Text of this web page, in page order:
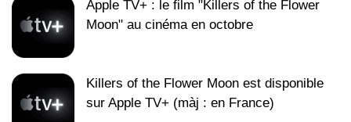
Apple TV+ : le film "Killers of the Flower
Moon" au cinéma en octobre
Killers of the Flower Moon est disponible
sur Apple TV+ (màj : en France)